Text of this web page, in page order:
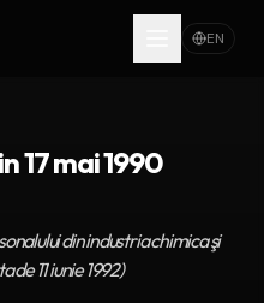
EN
17 mai 1990
din industria chimica şi
11 iunie 1992)